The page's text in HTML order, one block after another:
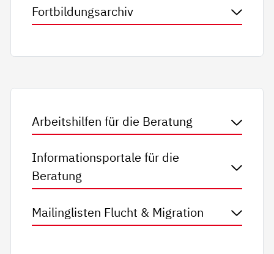
Fortbildungsarchiv
Arbeitshilfen für die Beratung
Informationsportale für die
Beratung
Mailinglisten Flucht & Migration